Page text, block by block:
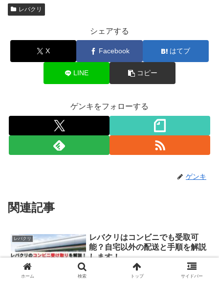
レバクリ
シェアする
X Facebook はてブ
LINE コピー
ゲンキをフォローする
ゲンキ
関連記事
レバクリ
レバクリはコンビニでも受取可
能？自宅以外の配送と手順を解説
します！
AGA・ED治療薬を自宅で受け取るのは
「家族にバレるかも」と不安ですよね。
ホーム 検索 トップ サイドバー